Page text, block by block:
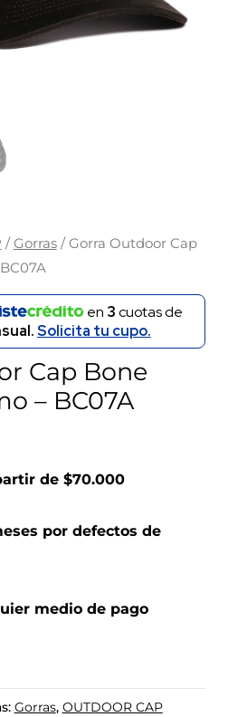
/ Gorras/ Gorra Outdoor Cap
en 3cuotas de
Solicita tu cupo.
Cap Bone
– BC07A
de $70.000
por defectos de
medio de pago
Gorras, OUTDOOR CAP